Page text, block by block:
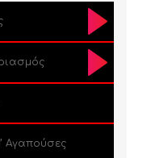
Αγαπούσες